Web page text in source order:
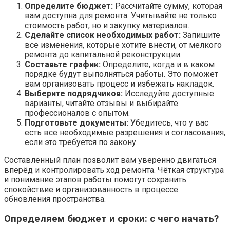
Определите бюджет: Рассчитайте сумму, которая
вам доступна для ремонта. Учитывайте не только
стоимость работ, но и закупку материалов.
Сделайте список необходимых работ: Запишите
все изменения, которые хотите внести, от мелкого
ремонта до капитальной реконструкции.
Составьте график: Определите, когда и в каком
порядке будут выполняться работы. Это поможет
вам организовать процесс и избежать накладок.
Выберите подрядчиков: Исследуйте доступные
варианты, читайте отзывы и выбирайте
профессионалов с опытом.
Подготовьте документы: Убедитесь, что у вас
есть все необходимые разрешения и согласования,
если это требуется по закону.
Составленный план позволит вам уверенно двигаться
вперёд и контролировать ход ремонта. Чёткая структура
и понимание этапов работы помогут сохранить
спокойствие и организованность в процессе
обновления пространства.
Определяем бюджет и сроки: с чего начать?